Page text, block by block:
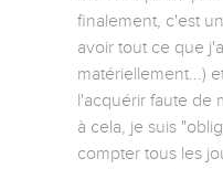
finalement, c'est
avoir tout ce que
matériellement...)
l'acquérir faute de
à cela, je suis
compter tous les